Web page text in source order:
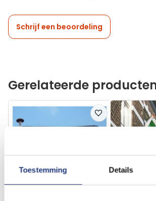
Toestemming Details
Schrijf een beoordeling
Gerelateerde
Voeg
toe
aan